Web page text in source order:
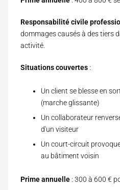
Responsabilité civile
dommages causés à des tiers
activité.
Situations couvertes :
Un client se blesse en
(marche glissante)
Un collaborateur
d'un visiteur
Un court-circuit
au bâtiment voisin
Prime annuelle : 300 à 600 €